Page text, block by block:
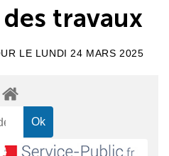
travaux
LE LUNDI 24 MARS 2025